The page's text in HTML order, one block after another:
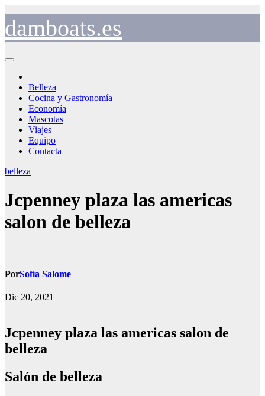
contenido
damboats.es
Belleza
Cocina y Gastronomía
Economía
Mascotas
Viajes
Equipo
Contacta
belleza
Jcpenney plaza las americas
salon de belleza
PorSofía Salome
Dic 20, 2021
Jcpenney plaza las americas salon de
belleza
Salón de belleza